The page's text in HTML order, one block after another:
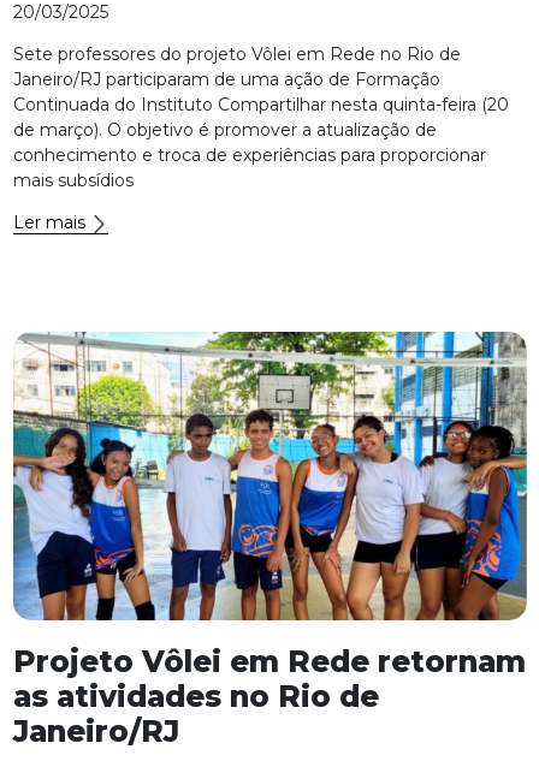
20/03/2025
Sete professores do projeto Vôlei em Rede no Rio de
Janeiro/RJ participaram de uma ação de Formação
Continuada do Instituto Compartilhar nesta quinta-feira (20
de março). O objetivo é promover a atualização de
conhecimento e troca de experiências para proporcionar
mais subsídios
Ler mais
Projeto Vôlei em Rede retornam
as atividades no Rio de
Janeiro/RJ